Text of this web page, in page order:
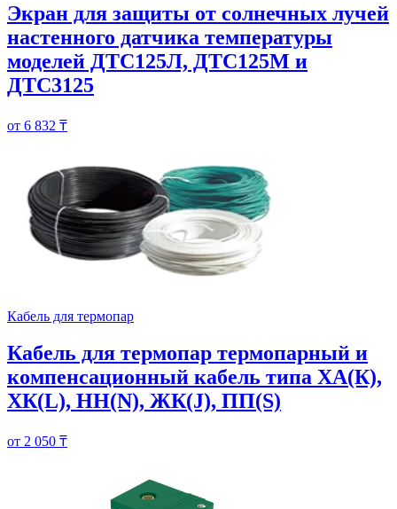
Экран для защиты от солнечных лучей
настенного датчика температуры
моделей ДТС125Л, ДТС125М и
ДТС3125
от 6 832 ₸
Кабель для термопар
Кабель для термопар термопарный и
компенсационный кабель типа ХА(К),
ХК(L), НН(N), ЖК(J), ПП(S)
от 2 050 ₸